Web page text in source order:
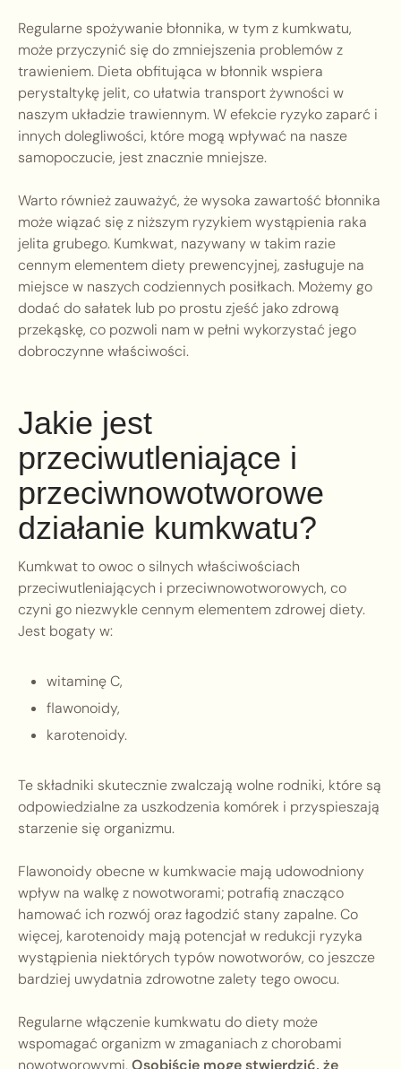
Regularne spożywanie błonnika, w tym z kumkwatu,
może przyczynić się do zmniejszenia problemów z
trawieniem. Dieta obfitująca w błonnik wspiera
perystaltykę jelit, co ułatwia transport żywności w
naszym układzie trawiennym. W efekcie ryzyko zaparć i
innych dolegliwości, które mogą wpływać na nasze
samopoczucie, jest znacznie mniejsze.
Warto również zauważyć, że wysoka zawartość błonnika
może wiązać się z niższym ryzykiem wystąpienia raka
jelita grubego. Kumkwat, nazywany w takim razie
cennym elementem diety prewencyjnej, zasługuje na
miejsce w naszych codziennych posiłkach. Możemy go
dodać do sałatek lub po prostu zjeść jako zdrową
przekąskę, co pozwoli nam w pełni wykorzystać jego
dobroczynne właściwości.
Jakie jest
przeciwutleniające i
przeciwnowotworowe
działanie kumkwatu?
Kumkwat to owoc o silnych właściwościach
przeciwutleniających i przeciwnowotworowych, co
czyni go niezwykle cennym elementem zdrowej diety.
Jest bogaty w:
witaminę C,
flawonoidy,
karotenoidy.
Te składniki skutecznie zwalczają wolne rodniki, które są
odpowiedzialne za uszkodzenia komórek i przyspieszają
starzenie się organizmu.
Flawonoidy obecne w kumkwacie mają udowodniony
wpływ na walkę z nowotworami; potrafią znacząco
hamować ich rozwój oraz łagodzić stany zapalne. Co
więcej, karotenoidy mają potencjał w redukcji ryzyka
wystąpienia niektórych typów nowotworów, co jeszcze
bardziej uwydatnia zdrowotne zalety tego owocu.
Regularne włączenie kumkwatu do diety może
wspomagać organizm w zmaganiach z chorobami
nowotworowymi. Osobiście mogę stwierdzić, że